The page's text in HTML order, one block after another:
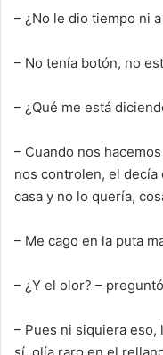
– ¿No le dio tiempo ni
– No tenía botón, no
– ¿Qué me está
– Cuando nos
nos controlen, el decía
casa y no lo quería,
– Me cago en la puta
– ¿Y el olor? –
– Pues ni siquiera eso,